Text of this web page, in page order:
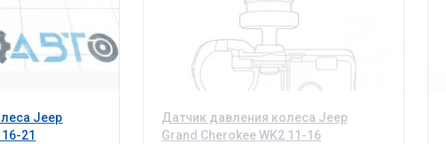
Jeep
21
Датчик давления колеса Jeep
Grand Cherokee WK2 11-16